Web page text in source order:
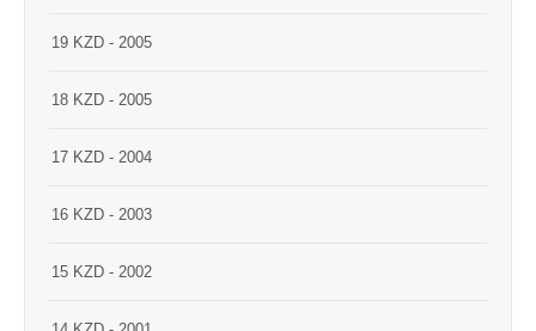
19 KZD - 2005
18 KZD - 2005
17 KZD - 2004
16 KZD - 2003
15 KZD - 2002